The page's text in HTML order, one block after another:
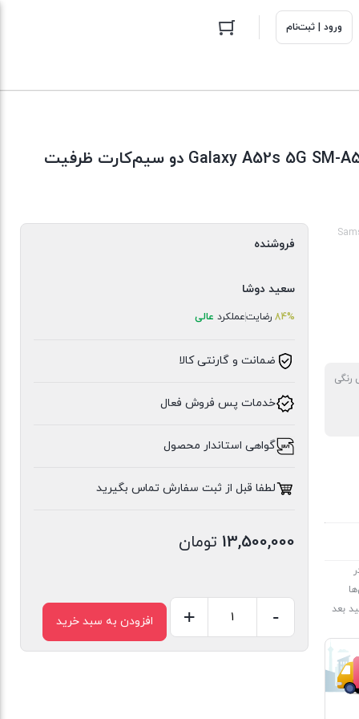
ورود | ثبت‌نام
گوشی موبایل سامسونگ مدل Galaxy A52s 5G SM-A528B/DS دو سیم‌کارت ظرفیت
بعد
فروشنده
سعید دوشا
84% رضایتعملکرد عالی
ضمانت و گارنتی کالا
خدمات پس فروش فعال
گواهی استاندار محصول
لطفا قبل از ثبت سفارش تماس بگیرید
13,500,000 تومان
موبایل
-
+ افزودن به سبد خرید